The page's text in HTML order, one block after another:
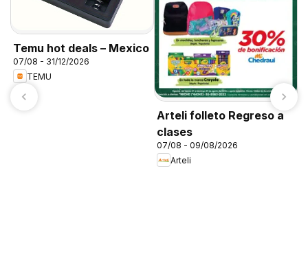
Temu hot deals – Mexico
07/08 - 31/12/2026
TEMU
Arteli folleto Regreso a
clases
07/08 - 09/08/2026
Arteli